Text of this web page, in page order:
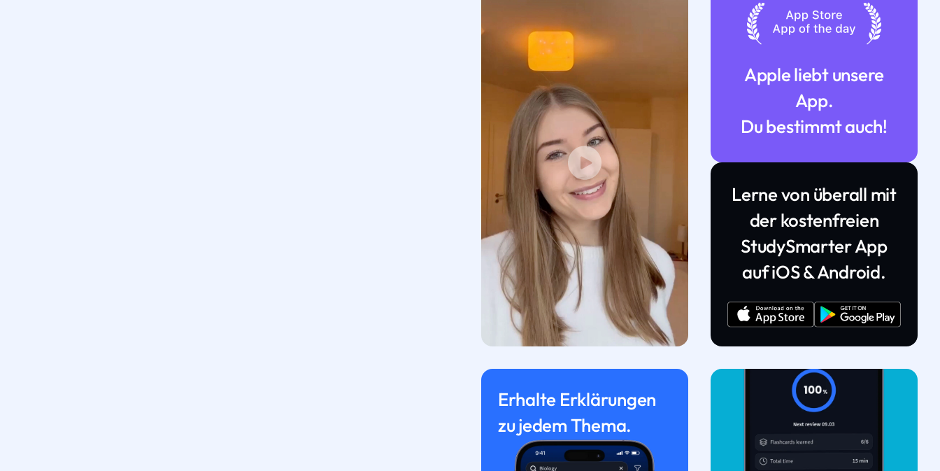
Apple liebt unsere
App.
Du bestimmt auch!
Lerne von überall mit
der kostenfreien
StudySmarter App
auf iOS & Android.
Erhalte Erklärungen
zu jedem Thema.